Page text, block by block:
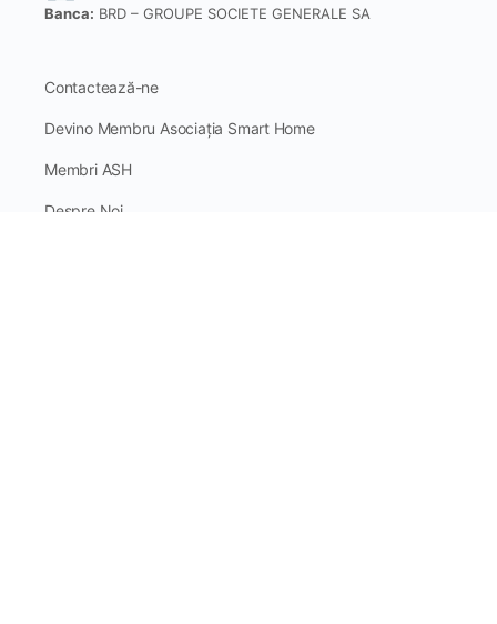
Banca: BRD – GROUPE SOCIETE GENERALE SA
Contactează-ne
Devino Membru Asociația Smart Home
Membri ASH
Despre Noi